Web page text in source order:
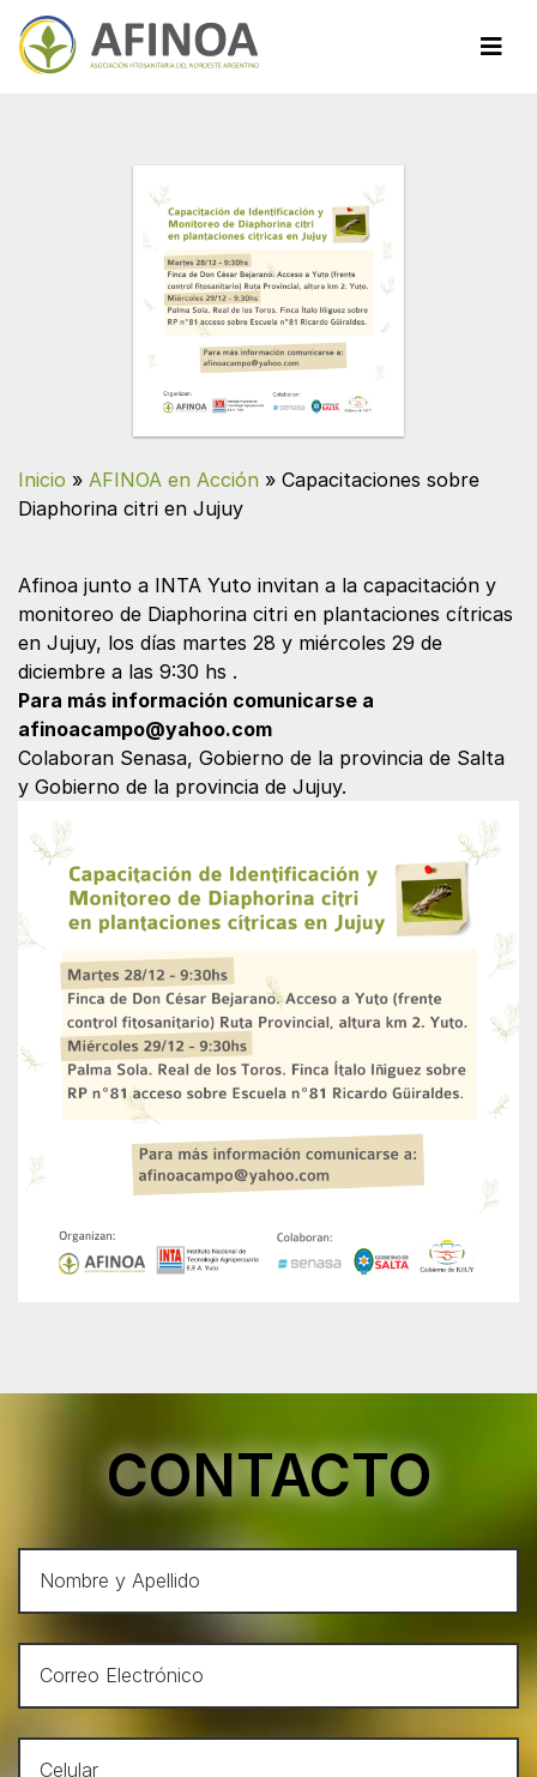
Inicio » AFINOA en Acción » Capacitaciones sobre
Diaphorina citri en Jujuy
Afinoa junto a INTA Yuto invitan a la capacitación y
monitoreo de Diaphorina citri en plantaciones cítricas
en Jujuy, los días martes 28 y miércoles 29 de
diciembre a las 9:30 hs .
Para más información comunicarse a
afinoacampo@yahoo.com
Colaboran Senasa, Gobierno de la provincia de Salta
y Gobierno de la provincia de Jujuy.
CONTACTO